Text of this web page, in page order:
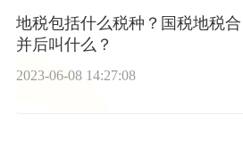
地税包括什么税种？国税地税合
并后叫什么？
2023-06-08 14:27:08